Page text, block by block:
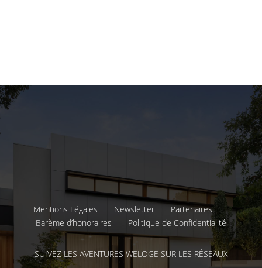
Mentions Légales Newsletter
Partenaires
Barème d’honoraires
Politique de Confidentialité
SUIVEZ LES AVENTURES WELOGE SUR LES RÉSEAUX